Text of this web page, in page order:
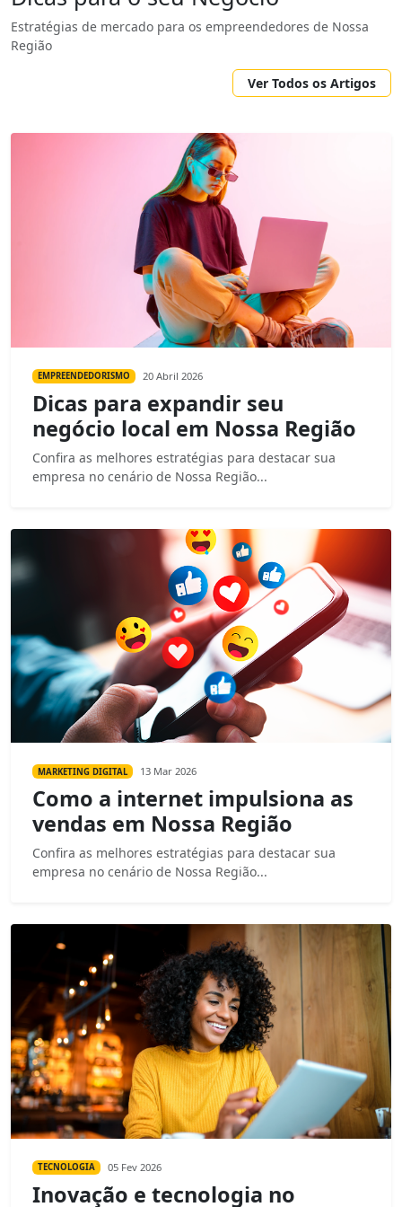
Estratégias de mercado para os empreendedores de Nossa
Região
Ver Todos os Artigos
EMPREENDEDORISMO 20 Abril 2026
Dicas para expandir seu
negócio local em Nossa Região
Confira as melhores estratégias para destacar sua
empresa no cenário de Nossa Região...
MARKETING DIGITAL 13 Mar 2026
Como a internet impulsiona as
vendas em Nossa Região
Confira as melhores estratégias para destacar sua
empresa no cenário de Nossa Região...
TECNOLOGIA 05 Fev 2026
Inovação e tecnologia no